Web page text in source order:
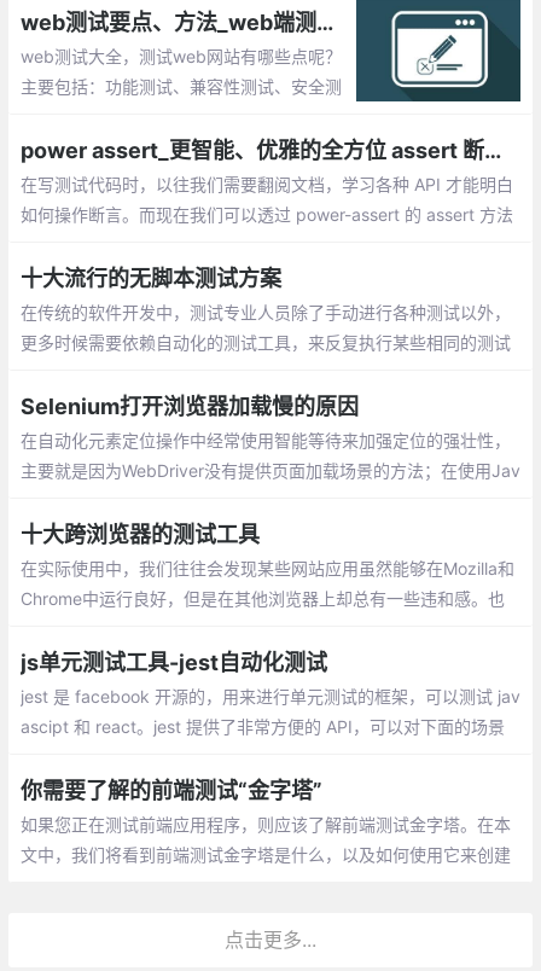
使用过程的系统负荷，长时间或超大负荷地
运行测试软件。包括：Apache JMeter 、L
oadRunner、NeoLoad等
web测试要点、方法_web端测试大全总结
web测试大全，测试web网站有哪些点呢？
主要包括：功能测试、兼容性测试、安全测
power assert_更智能、优雅的全方位 assert 断言库
在写测试代码时，以往我们需要翻阅文档，学习各种 API 才能明白
如何操作断言。而现在我们可以透过 power-assert 的 assert 方法
果，帮助 DEBUG。写测试代码，其实可以很容易。
十大流行的无脚本测试方案
在传统的软件开发中，测试专业人​​员除了手动进行各种测试以外，
更多时候需要依赖自动化的测试工具，来反复执行某些相同的测试
务而言
Selenium打开浏览器加载慢的原因
在自动化元素定位操作中经常使用智能等待来加强定位的强壮性，
主要就是因为WebDriver没有提供页面加载场景的方法；在使用Jav
加载，结果发现我真是井底之蛙。
十大跨浏览器的测试工具
在实际使用中，我们往往会发现某些网站应用虽然能够在Mozilla和
Chrome中运行良好，但是在其他浏览器上却总有一些违和感。也
客或潜在用户
js单元测试工具-jest自动化测试
jest 是 facebook 开源的，用来进行单元测试的框架，可以测试 jav
ascipt 和 react。jest 提供了非常方便的 API，可以对下面的场景
你需要了解的前端测试“金字塔”
如果您正在测试前端应用程序，则应该了解前端测试金字塔。在本
文中，我们将看到前端测试金字塔是什么，以及如何使用它来创建
点击更多...